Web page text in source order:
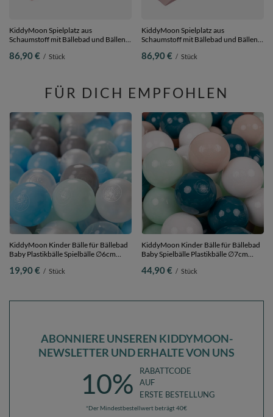
KiddyMoon Spielplatz aus
Schaumstoff mit Bällebad und Bällen
pink:pastellbeige/pastellgelb/weiß/minze/puderrosa,
86,90 € / Stück
KiddyMoon Spielplatz aus
Schaumstoff mit Bällebad und Bällen
erikafarben:pastellblau/pastellgelb/
86,90 € / Stück
FÜR DICH EMPFOHLEN
KiddyMoon Kinder Bälle für Bällebad
Baby Plastikbälle Spielbälle ∅6cm
perle/grau/transparent/baby
19,90 € / Stück
KiddyMoon Kinder Bälle für Bällebad
Baby Spielbälle Plastikbälle ∅7cm
dunkeltürkis/pastellbeige/weiß/minze,
44,90 € / Stück
ABONNIERE UNSEREN KIDDYMOON-
NEWSLETTER UND ERHALTE VON UNS
10%
RABATTCODE
AUF
ERSTE BESTELLUNG
*Der Mindestbestellwert beträgt 40€